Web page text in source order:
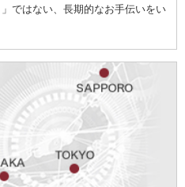
ではない、長期的なお手伝いをい